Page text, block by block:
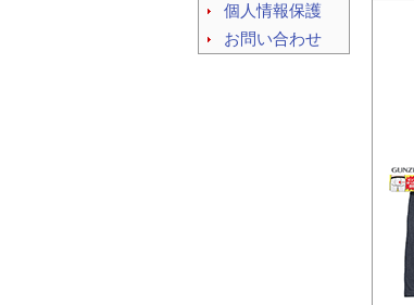
個人情報保護
お問い合わせ